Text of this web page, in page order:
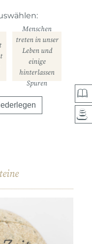
Menschen
treten in unser
Leben und
einige
hinterlassen
Spuren